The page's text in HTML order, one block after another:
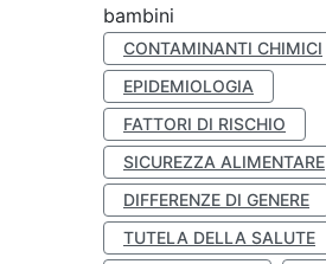
bambini
CONTAMINANTI CHIMICI
EPIDEMIOLOGIA
FATTORI DI RISCHIO
SICUREZZA ALIMENTARE
DIFFERENZE DI GENERE
TUTELA DELLA SALUTE